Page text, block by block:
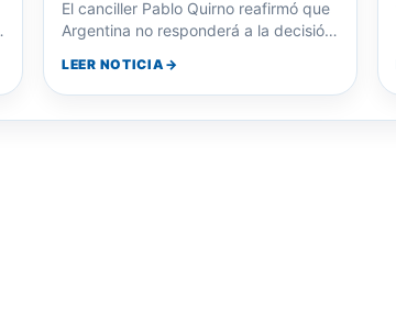
El canciller Pablo Quirno reafirmó que
Argentina no responderá a la decisión
LEER NOTICIA